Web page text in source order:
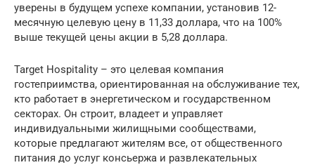
уверены в будущем успехе компании, установив 12-
месячную целевую цену в 11,33 доллара, что на 100%
выше текущей цены акции в 5,28 доллара.
Target Hospitality – это целевая компания
гостеприимства, ориентированная на обслуживание тех,
кто работает в энергетическом и государственном
секторах. Он строит, владеет и управляет
индивидуальными жилищными сообществами,
которые предлагают жителям все, от общественного
питания до услуг консьержа и развлекательных